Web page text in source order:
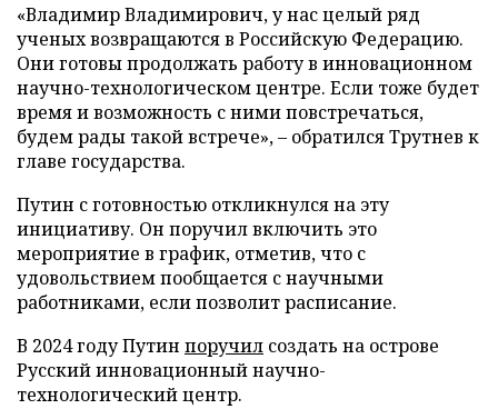
«Владимир Владимирович, у нас целый ряд
ученых возвращаются в Российскую Федерацию.
Они готовы продолжать работу в инновационном
научно-технологическом центре. Если тоже будет
время и возможность с ними повстречаться,
будем рады такой встрече», – обратился Трутнев к
главе государства.
Путин с готовностью откликнулся на эту
инициативу. Он поручил включить это
мероприятие в график, отметив, что с
удовольствием пообщается с научными
работниками, если позволит расписание.
В 2024 году Путин поручил создать на острове
Русский инновационный научно-
технологический центр.